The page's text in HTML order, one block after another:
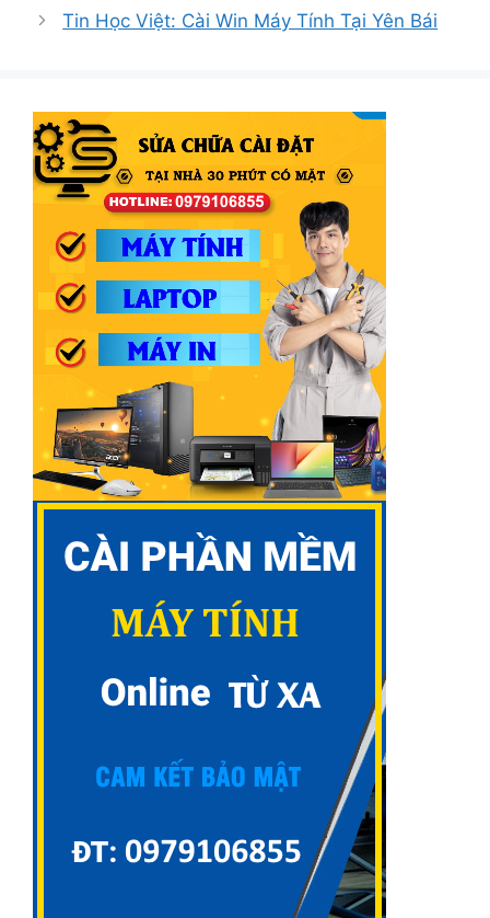
Tin Học Việt: Cài Win Máy Tính Tại Yên Bái